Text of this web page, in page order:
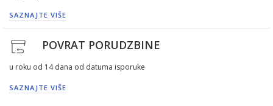
SAZNAJTE VIŠE
POVRAT PORUDZBINE
u roku od 14 dana od datuma isporuke
SAZNAJTE VIŠE